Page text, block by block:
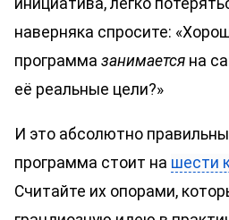
инициатива, легко
наверняка спросите:
программа занимается на
её реальные цели?»
И это абсолютно
программа стоит на шести
Считайте их опорами,